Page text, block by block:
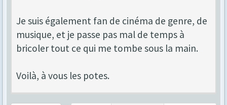
Je suis également fan de cinéma de genre, de
musique, et je passe pas mal de temps à
bricoler tout ce qui me tombe sous la main.
Voilà, à vous les potes.